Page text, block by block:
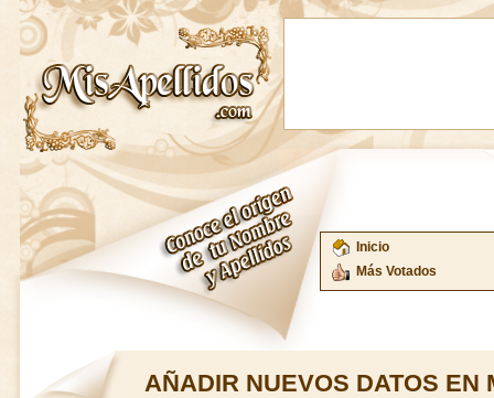
Inicio
Más Votados
AÑADIR NUEVOS DATOS EN